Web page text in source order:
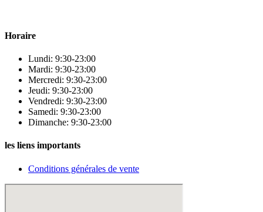
Horaire
Lundi: 9:30-23:00
Mardi: 9:30-23:00
Mercredi: 9:30-23:00
Jeudi: 9:30-23:00
Vendredi: 9:30-23:00
Samedi: 9:30-23:00
Dimanche: 9:30-23:00
les liens importants
Conditions générales de vente